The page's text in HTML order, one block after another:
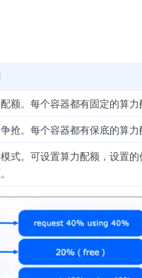
额。每个容器都有固定的算
抢。每个容器都有保底的算
式。可设置算力配额，设置